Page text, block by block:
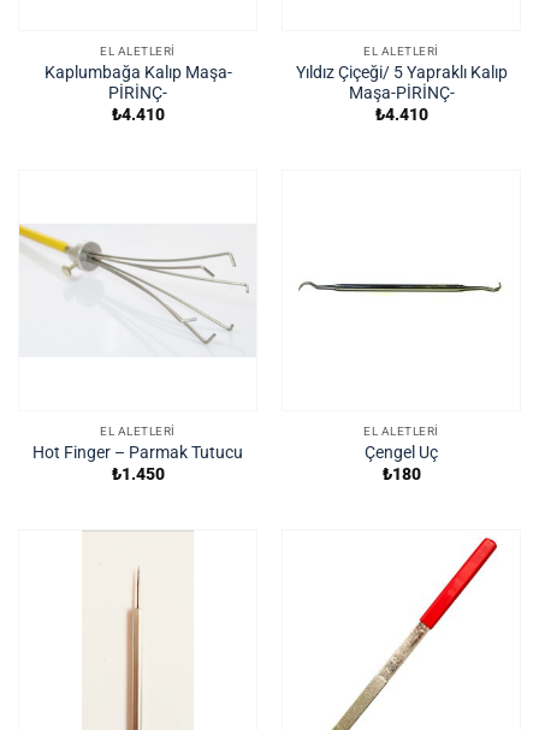
EL ALETLERI
Kaplumbağa Kalıp Maşa-
PİRİNÇ-
₺4.410
EL ALETLERI
Yıldız Çiçeği/ 5 Yapraklı Kalıp
Maşa-PİRİNÇ-
₺4.410
EL ALETLERI
Hot Finger – Parmak Tutucu
₺1.450
EL ALETLERI
Çengel Uç
₺180